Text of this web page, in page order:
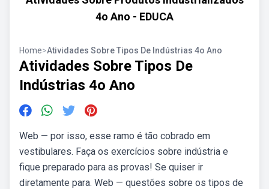
4o Ano - EDUCA
Home>Atividades Sobre Tipos De Indústrias 4o Ano
Atividades Sobre Tipos De
Indústrias 4o Ano
Web — por isso, esse ramo é tão cobrado em
vestibulares. Faça os exercícios sobre indústria e
fique preparado para as provas! Se quiser ir
diretamente para. Web — questões sobre os tipos de